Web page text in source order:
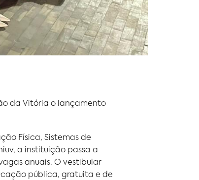
da Vitória o lançamento
Física, Sistemas de
a instituição passa a
anuais. O vestibular
pública, gratuita e de